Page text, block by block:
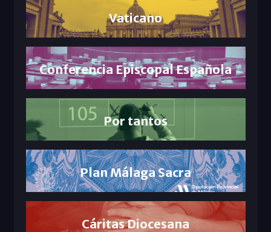
Vaticano
Conferencia Episcopal Española
Por tantos
Plan Málaga Sacra
Cáritas Diocesana